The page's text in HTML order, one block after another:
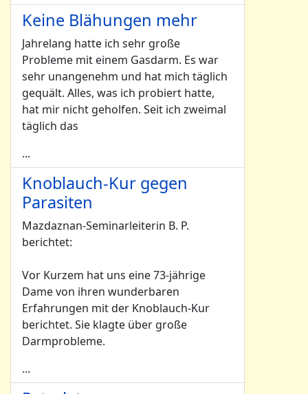
Keine Blähungen mehr
Jahrelang hatte ich sehr große
Probleme mit einem Gasdarm. Es war
sehr unangenehm und hat mich täglich
gequält. Alles, was ich probiert hatte,
hat mir nicht geholfen. Seit ich zweimal
täglich das
...
Knoblauch-Kur gegen
Parasiten
Mazdaznan-Seminarleiterin B. P.
berichtet:
Vor Kurzem hat uns eine 73-jährige
Dame von ihren wunderbaren
Erfahrungen mit der Knoblauch-Kur
berichtet. Sie klagte über große
Darmprobleme.
...